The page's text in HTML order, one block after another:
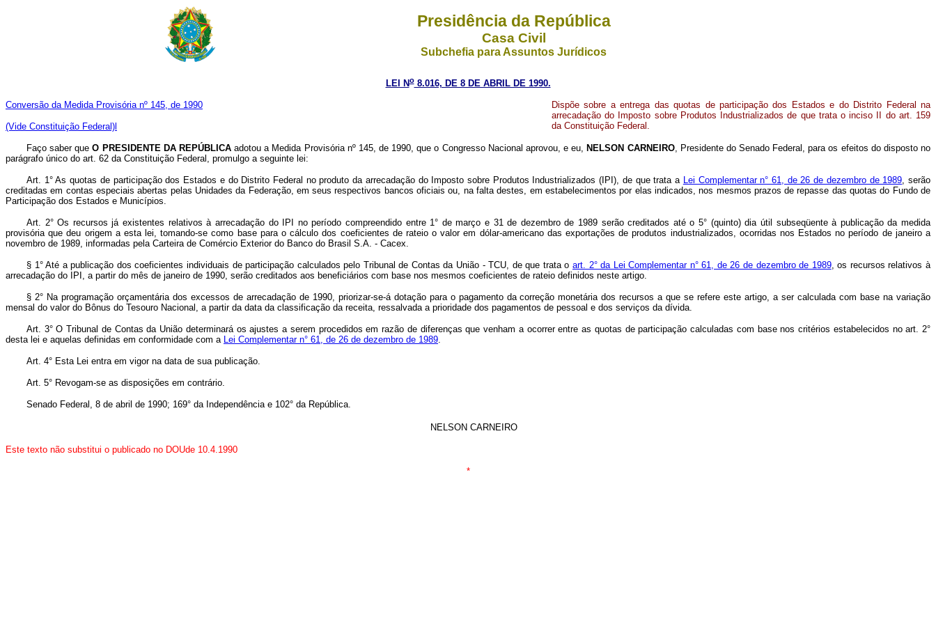
Presidência da República
Casa Civil
Subchefia para Assuntos Jurídicos
LEI No8.016, DE 8 DE ABRIL DE 1990.
Conversão da Medida Provisória nº 145, de 1990
(Vide Constituição Federal)l
Dispõe sobre a entrega das quotas de participação dos Estados e do Distrito Federal na
arrecadação do Imposto sobre Produtos Industrializados de que trata o inciso II do art. 159
da Constituição Federal.
Faço saber queO PRESIDENTE DA REPÚBLICAadotou a Medida Provisória nº 145, de 1990, que o Congresso Nacional aprovou, e eu, NELSON CARNEIRO, Presidente do Senado Federal, para os efeitos do disposto no
parágrafo único do art. 62 da Constituição Federal, promulgo a seguinte lei:
Art. 1° As quotas de participação dos Estados e do Distrito Federal no produto da arrecadação do Imposto sobre Produtos Industrializados (IPI), de que trata a Lei Complementar n° 61, de 26 de dezembro de 1989, serão
creditadas em contas especiais abertas pelas Unidades da Federação, em seus respectivos bancos oficiais ou, na falta destes, em estabelecimentos por elas indicados, nos mesmos prazos de repasse das quotas do Fundo de
Participação dos Estados e Municípios.
Art. 2° Os recursos já existentes relativos à arrecadação do IPI no período compreendido entre 1° de março e 31 de dezembro de 1989 serão creditados até o 5° (quinto) dia útil subseqüente à publicação da medida
provisória que deu origem a esta lei, tomando-se como base para o cálculo dos coeficientes de rateio o valor em dólar-americano das exportações de produtos industrializados, ocorridas nos Estados no período de janeiro a
novembro de 1989, informadas pela Carteira de Comércio Exterior do Banco do Brasil S.A. - Cacex.
§ 1° Até a publicação dos coeficientes individuais de participação calculados pelo Tribunal de Contas da União - TCU, de que trata o art. 2° da Lei Complementar n° 61, de 26 de dezembro de 1989, os recursos relativos à
arrecadação do IPI, a partir do mês de janeiro de 1990, serão creditados aos beneficiários com base nos mesmos coeficientes de rateio definidos neste artigo.
§ 2° Na programação orçamentária dos excessos de arrecadação de 1990, priorizar-se-á dotação para o pagamento da correção monetária dos recursos a que se refere este artigo, a ser calculada com base na variação
mensal do valor do Bônus do Tesouro Nacional, a partir da data da classificação da receita, ressalvada a prioridade dos pagamentos de pessoal e dos serviços da dívida.
Art. 3° O Tribunal de Contas da União determinará os ajustes a serem procedidos em razão de diferenças que venham a ocorrer entre as quotas de participação calculadas com base nos critérios estabelecidos no art. 2°
desta lei e aquelas definidas em conformidade com a Lei Complementar n° 61, de 26 de dezembro de 1989.
Art. 4° Esta Lei entra em vigor na data de sua publicação.
Art. 5° Revogam-se as disposições em contrário.
Senado Federal, 8 de abril de 1990; 169° da Independência e 102° da República.
NELSON CARNEIRO
Este texto não substitui o publicado no DOUde 10.4.1990
*